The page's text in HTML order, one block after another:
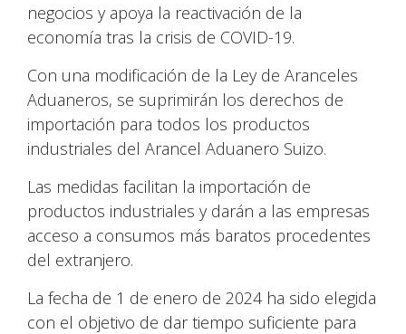
negocios y apoya la reactivación de la
economía tras la crisis de COVID-19.
Con una modificación de la Ley de Aranceles
Aduaneros, se suprimirán los derechos de
importación para todos los productos
industriales del Arancel Aduanero Suizo.
Las medidas facilitan la importación de
productos industriales y darán a las empresas
acceso a consumos más baratos procedentes
del extranjero.
La fecha de 1 de enero de 2024 ha sido elegida
con el objetivo de dar tiempo suficiente para